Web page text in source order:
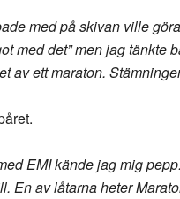
med på skivan ville
med det” men jag tänkte
av ett maraton.
EMI kände jag mig
En av låtarna heter